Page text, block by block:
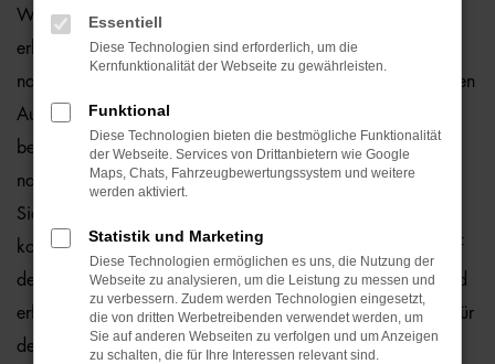
Wer zu uns und damit zur Auto-Familie Ostermaier kommt,
erhält viele Vorschläge rund um die Mobilität. Das gilt
natürlich auch für Rostock und Umgebung, wo wir gerne den
Audi A8 empfehlen. Die Rede ist von einem rundum
bewährten und zuverlässigen Fahrzeug, das perfekt zu
nahezu jedem Anspruch in Rostock passt. Gerne lassen wir
Sie bei uns vor Ort einsteigen oder übernehmen die
komplette Beratung auf digitalem Weg. Der Vorteil liegt auf
der Hand, denn so erhalten Sie Ihren Audi A8 frei Haus und
erfreuen sich an der direkten Lieferung nach Rostock ohne für
den Autokauf Ihre eigenen vier Wände zu verlassen. Klingt
Essentiell
Diese Technologien sind erforderlich, um die
Kernfunktionalität der Webseite zu gewährleisten.
Funktional
Diese Technologien bieten die bestmögliche Funktionalität
der Webseite. Services von Drittanbietern wie Google
Maps, Chats, Fahrzeugbewertungssystem und weitere
werden aktiviert.
Statistik und Marketing
Diese Technologien ermöglichen es uns, die Nutzung der
Webseite zu analysieren, um die Leistung zu messen und
zu verbessern. Zudem werden Technologien eingesetzt,
die von dritten Werbetreibenden verwendet werden, um
Sie auf anderen Webseiten zu verfolgen und um Anzeigen
zu schalten, die für Ihre Interessen relevant sind.